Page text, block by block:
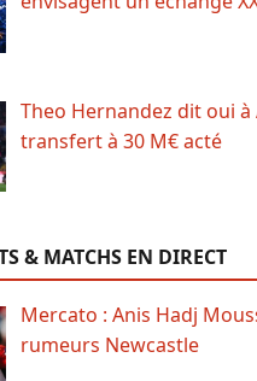
Theo Hernandez dit oui à
transfert à 30 M€ acté
& MATCHS EN DIRECT
Mercato : Anis Hadj
rumeurs Newcastle